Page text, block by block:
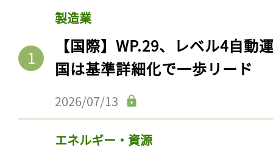
製造業
【国際】WP.29、レベル4自動
国は基準詳細化で一歩リード
2026/07/13
エネルギー・資源